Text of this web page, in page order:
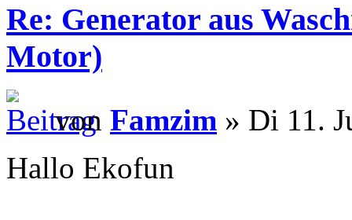
Re: Generator aus
Motor)
von Famzim » Di 11.
Hallo Ekofun